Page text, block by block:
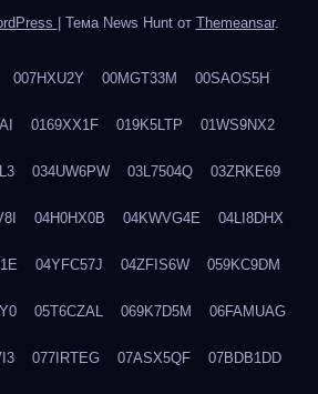
Тема News Hunt от Themeansar.
007HXU2Y 00MGT33M 00SAOS5H
0169XX1F 019K5LTP 01WS9NX2
034UW6PW 03L7504Q 03ZRKE69
04H0HX0B 04KWVG4E 04LI8DHX
04YFC57J 04ZFIS6W 059KC9DM
05T6CZAL 069K7D5M 06FAMUAG
077IRTEG 07ASX5QF 07BDB1DD